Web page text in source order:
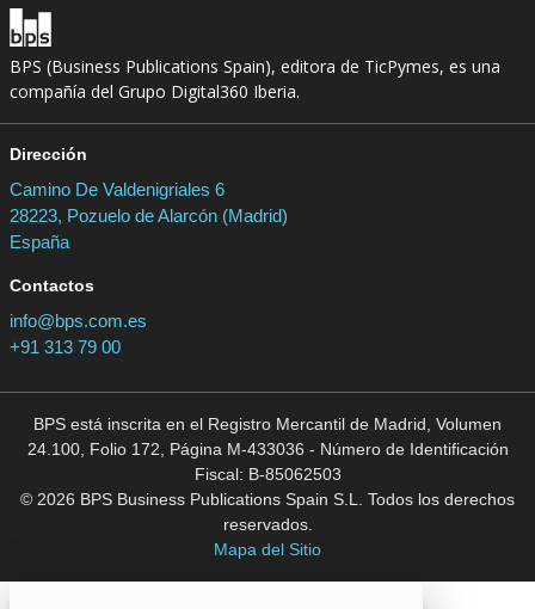
BPS (Business Publications Spain), editora de TicPymes, es una
compañía del Grupo Digital360 Iberia.
Dirección
Camino De Valdenigriales 6
28223, Pozuelo de Alarcón (Madrid)
España
Contactos
info@bps.com.es
+91 313 79 00
BPS está inscrita en el Registro Mercantil de Madrid, Volumen
24.100, Folio 172, Página M-433036 - Número de Identificación
Fiscal: B-85062503
© 2026 BPS Business Publications Spain S.L. Todos los derechos
reservados.
Mapa del Sitio